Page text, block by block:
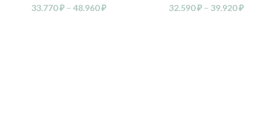
33.770₽ – 48.960₽ 32.590₽ – 39.920₽